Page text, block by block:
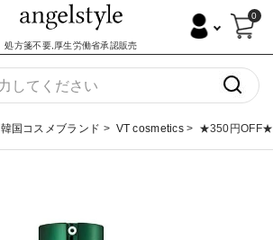
処方箋不要,厚生労働省承認販売
0
韓国コスメブランド VT cosmetics ★350円OFF★